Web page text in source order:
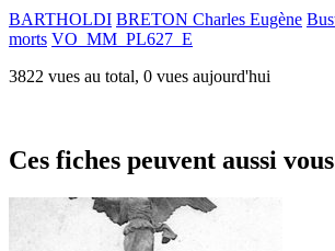
BARTHOLDI BRETON Charles Eugène
morts VO_MM_PL627_E
3822 vues au total, 0 vues aujourd'hui
Ces fiches peuvent aussi